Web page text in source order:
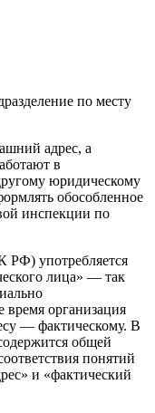
по месту
адрес, а
в
юридическому
обособленное
инспекции по
РФ) употребляется
лица» — так
организация
— фактическому. В
общей
понятий
и «фактический